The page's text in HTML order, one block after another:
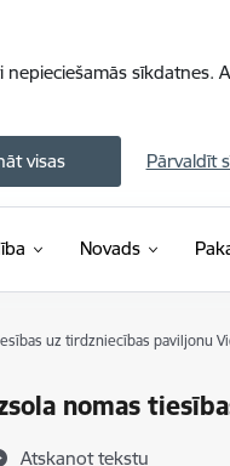
visas Pārvaldīt
Novads
uz tirdzniecības paviljonu
nomas
Atskaņot tekstu